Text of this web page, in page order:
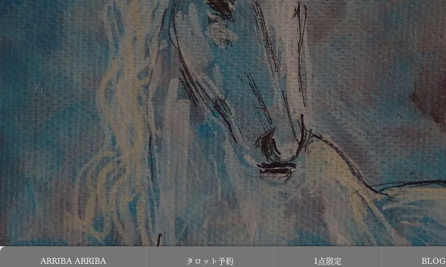
ARRIBA ARRIBA タロット予約 1点限定 BLOG